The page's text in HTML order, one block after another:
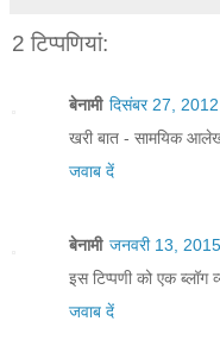
2 टिप्‍पणियां:
बेनामी दिसंबर 27, 2012
खरी बात - सामयिक
जवाब दें
बेनामी जनवरी 13, 2015
इस टिप्पणी को एक ब्लॉग
जवाब दें